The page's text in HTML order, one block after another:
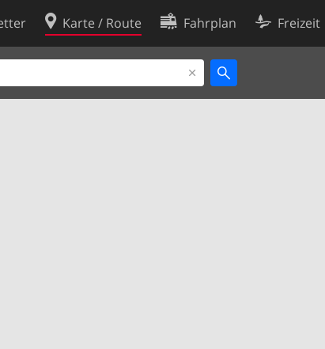
Karte / Route Fahrplan Freizeit
Cookie-Richtlinie
Cookie-Einstellungen